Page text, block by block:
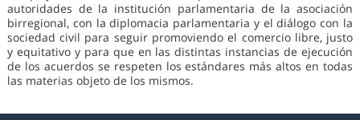
autoridades de la institución parlamentaria de la asociación
birregional, con la diplomacia parlamentaria y el diálogo con la
sociedad civil para seguir promoviendo el comercio libre, justo
y equitativo y para que en las distintas instancias de ejecución
de los acuerdos se respeten los estándares más altos en todas
las materias objeto de los mismos.